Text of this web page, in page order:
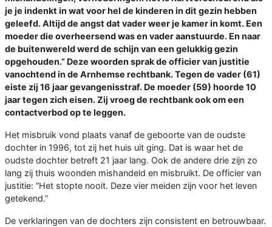
je je indenkt in wat voor hel de kinderen in dit gezin hebben
geleefd. Altijd de angst dat vader weer je kamer in komt. Een
moeder die overheersend was en vader aanstuurde. En naar
de buitenwereld werd de schijn van een gelukkig gezin
opgehouden.” Deze woorden sprak de officier van justitie
vanochtend in de Arnhemse rechtbank. Tegen de vader (61)
eiste zij 16 jaar gevangenisstraf. De moeder (59) hoorde 10
jaar tegen zich eisen. Zij vroeg de rechtbank ook om een
contactverbod op te leggen.
Het misbruik vond plaats vanaf de geboorte van de oudste
dochter in 1996, tot zij het huis uit ging. Dat is waar het de
oudste dochter betreft 21 jaar lang. Ook de andere drie zijn zo
lang zij thuis woonden mishandeld en misbruikt. De officier van
justitie: “Het stopte nooit. Deze vier meiden zijn voor het leven
getekend.”
De verklaringen van de dochters zijn consistent en betrouwbaar.